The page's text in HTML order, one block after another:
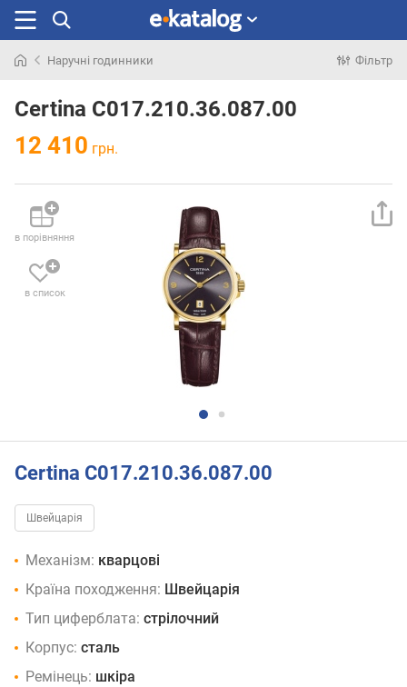
раніше
Наручні годинники Фільтр
Certina C017.210.36.087.00
12 410 грн.
в порівняння
в список
Certina C017.210.36.087.00
Швейцарія
Механізм: кварцові
Країна походження: Швейцарія
Тип циферблата: стрілочний
Корпус: сталь
Ремінець: шкіра